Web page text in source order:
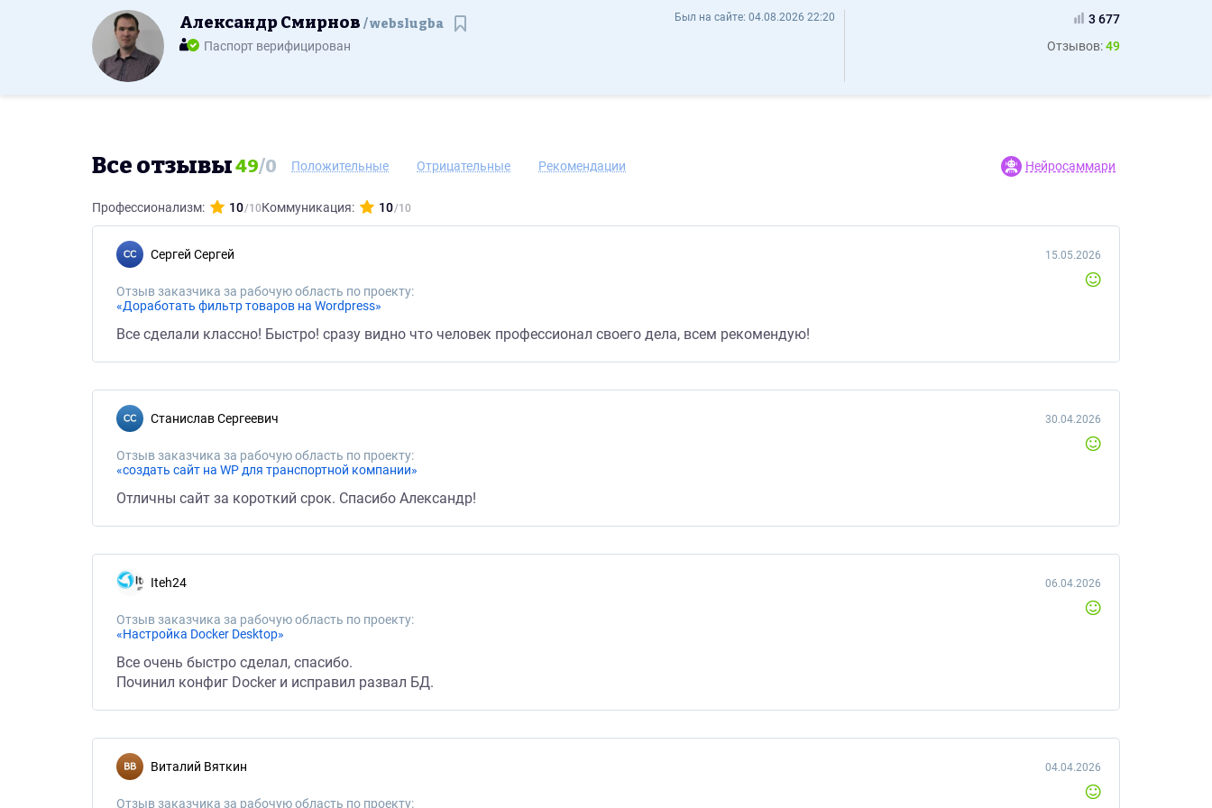
Александр Смирнов webslugba - Отзывы
Был на сайте: 04.08.2026 22:20
Александр Смирнов webslugba
Паспорт верифицирован
3 677
Отзывов:49
Все отзывы49/0 Положительные Отрицательные Рекомендации Нейросаммари
Профессионализм: 10 Коммуникация: 10
Сергей Сергей
Отзыв заказчика за рабочую область по проекту:
«Доработать фильтр товаров на Wordpress»
15.05.2026
Все сделали классно! Быстро! сразу видно что человек профессионал своего дела, всем рекомендую!
Станислав Сергеевич
Отзыв заказчика за рабочую область по проекту:
«создать сайт на WP для транспортной компании»
30.04.2026
Отличны сайт за короткий срок. Спасибо Александр!
Iteh24
Отзыв заказчика за рабочую область по проекту:
«Настройка Docker Desktop»
06.04.2026
Все очень быстро сделал, спасибо.
Починил конфиг Docker и исправил развал БД.
Виталий Вяткин
Отзыв заказчика за рабочую область по проекту:
04.04.2026